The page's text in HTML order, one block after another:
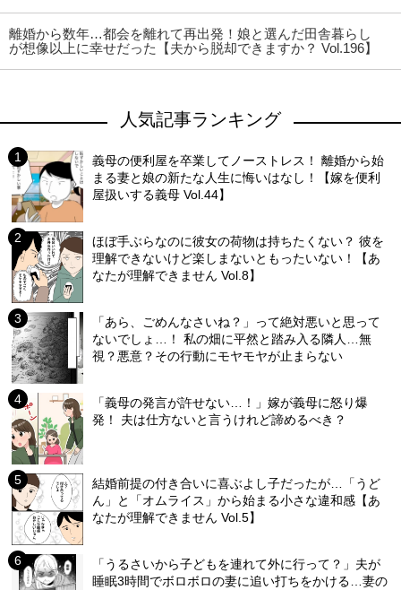
離婚から数年…都会を離れて再出発！娘と選んだ田舎暮らし
が想像以上に幸せだった【夫から脱却できますか？ Vol.196】
人気記事ランキング
義母の便利屋を卒業してノーストレス！ 離婚から始
まる妻と娘の新たな人生に悔いはなし！【嫁を便利
屋扱いする義母 Vol.44】
ほぼ手ぶらなのに彼女の荷物は持ちたくない？ 彼を
理解できないけど楽しまないともったいない！【あ
なたが理解できません Vol.8】
「あら、ごめんなさいね？」って絶対悪いと思って
ないでしょ…！ 私の畑に平然と踏み入る隣人…無
視？悪意？その行動にモヤモヤが止まらない
「義母の発言が許せない…！」嫁が義母に怒り爆
発！ 夫は仕方ないと言うけれど諦めるべき？
結婚前提の付き合いに喜ぶよし子だったが…「うど
ん」と「オムライス」から始まる小さな違和感【あ
なたが理解できません Vol.5】
「うるさいから子どもを連れて外に行って？」夫が
睡眠3時間でボロボロの妻に追い打ちをかける…妻の